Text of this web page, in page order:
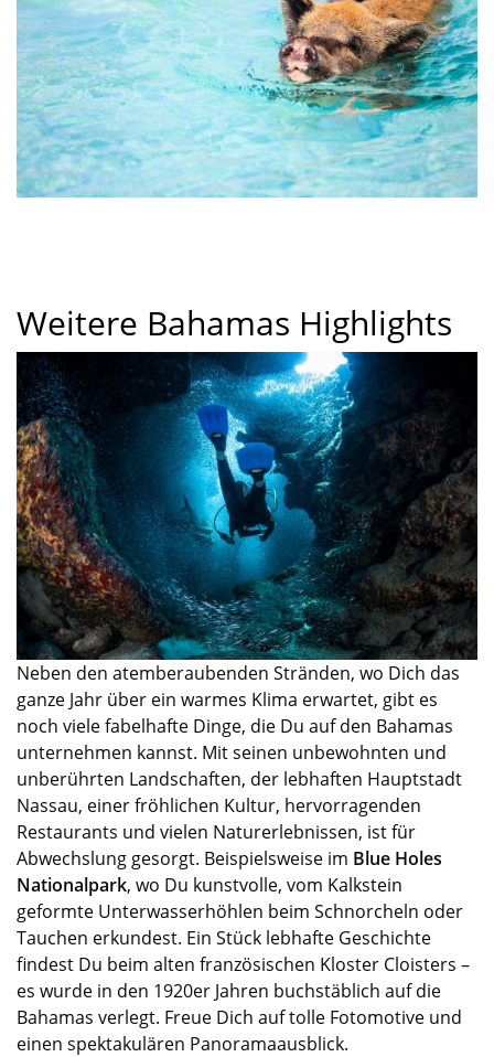
Weitere Bahamas Highlights
Neben den atemberaubenden Stränden, wo Dich das
ganze Jahr über ein warmes Klima erwartet, gibt es
noch viele fabelhafte Dinge, die Du auf den Bahamas
unternehmen kannst. Mit seinen unbewohnten und
unberührten Landschaften, der lebhaften Hauptstadt
Nassau, einer fröhlichen Kultur, hervorragenden
Restaurants und vielen Naturerlebnissen, ist für
Abwechslung gesorgt. Beispielsweise im Blue Holes
Nationalpark, wo Du kunstvolle, vom Kalkstein
geformte Unterwasserhöhlen beim Schnorcheln oder
Tauchen erkundest. Ein Stück lebhafte Geschichte
findest Du beim alten französischen Kloster Cloisters –
es wurde in den 1920er Jahren buchstäblich aufdie
Bahamas verlegt. Freue Dich auf tolle Fotomotive und
einen spektakulären Panoramaausblick.